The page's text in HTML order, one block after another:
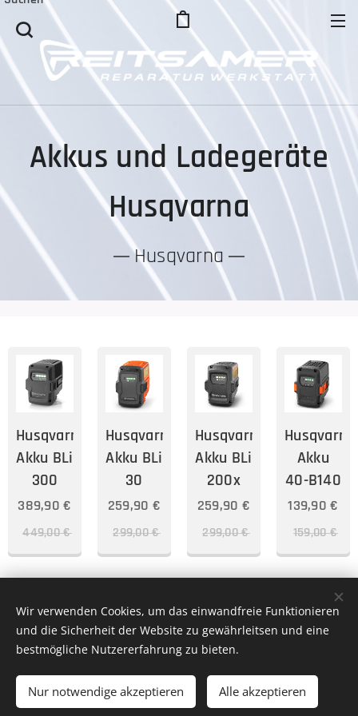
Akkus und Ladegeräte
Husqvarna
Husqvarna
Husqvarna
Akku BLi
300
389,90 €
449,00€
Husqvarna
Akku BLi
30
259,90 €
299,00€
Husqvarna
Akku BLi
200x
259,90 €
299,00€
Husqvarna
Akku
40-B140
139,90 €
159,00€
Bernhard Reitsamer e.U. KFZ- & Landtechnik Meisterbetrieb St.
Cookies
Wir verwenden Cookies, um das einwandfreie Funktionieren
und die Sicherheit der Website zu gewährleitsen und eine
bestmögliche Nutzererfahrung zu bieten.
Nur notwendige akzeptieren Alle akzeptieren